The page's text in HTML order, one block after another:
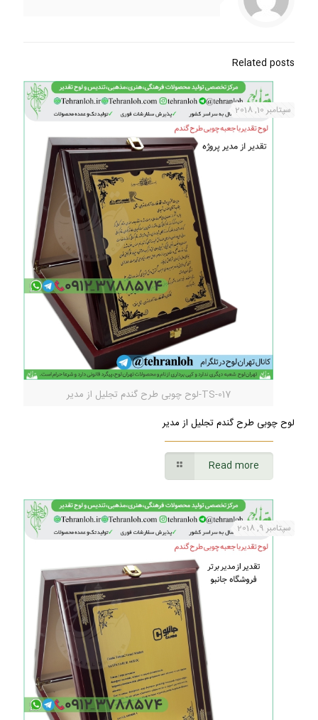
Related posts
TS-017-لوح چوبی طرح گندم تجلیل از مدیر
سپتامبر 10, 2018
لوح چوبی طرح گندم تجلیل از مدیر
Read more
سپتامبر 9, 2018